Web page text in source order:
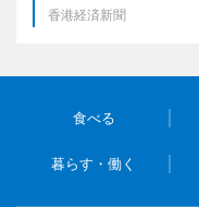
香港経済新聞
食べる
暮らす・働く